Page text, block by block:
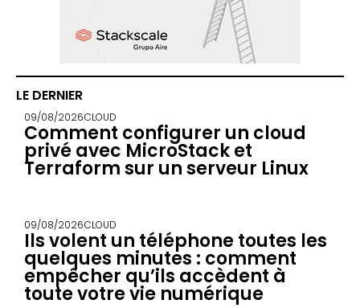
LE DERNIER
09/08/2026CLOUD
Comment configurer un cloud
privé avec MicroStack et
Terraform sur un serveur Linux
09/08/2026CLOUD
Ils volent un téléphone toutes les
quelques minutes : comment
empêcher qu’ils accèdent à
toute votre vie numérique